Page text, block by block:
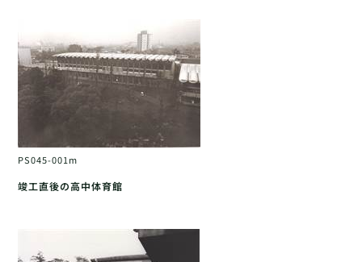
PS045-001m
竣工直後の高中体育館